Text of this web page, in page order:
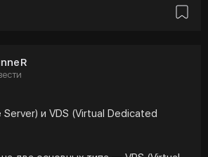
что позволяет ноде
с другими участниками сети без
популярность благодаря
их можно запустить буквально
веб-браузер, без сложной
входа для новичков и позволяет
Server) и VDS (Virtual Dedicated